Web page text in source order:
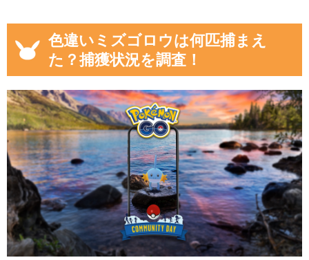
色違いミズゴロウは何匹捕まえ
た？捕獲状況を調査！